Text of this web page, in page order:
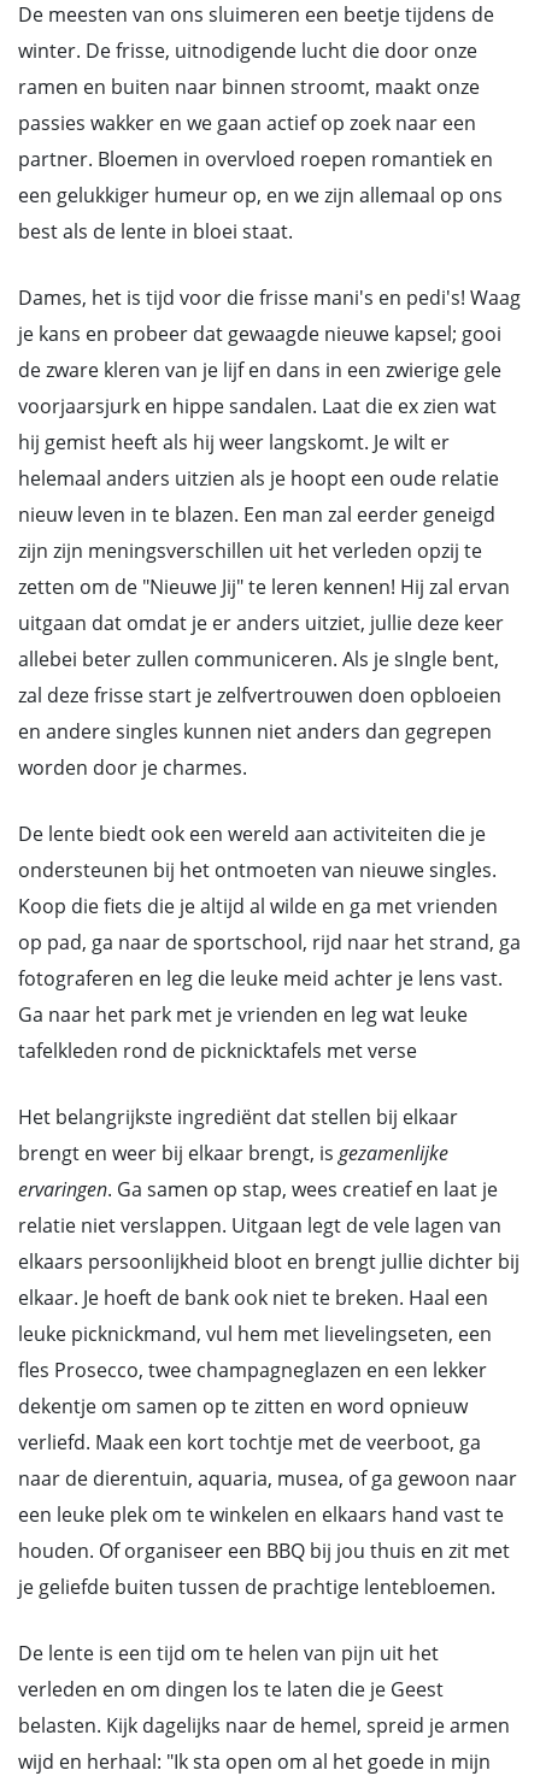
De meesten van ons sluimeren een beetje tijdens de
winter. De frisse, uitnodigende lucht die door onze
ramen en buiten naar binnen stroomt, maakt onze
passies wakker en we gaan actief op zoek naar een
partner. Bloemen in overvloed roepen romantiek en
een gelukkiger humeur op, en we zijn allemaal op ons
best als de lente in bloei staat.
Dames, het is tijd voor die frisse mani's en pedi's! Waag
je kans en probeer dat gewaagde nieuwe kapsel; gooi
de zware kleren van je lijf en dans in een zwierige gele
voorjaarsjurk en hippe sandalen. Laat die ex zien wat
hij gemist heeft als hij weer langskomt. Je wilt er
helemaal anders uitzien als je hoopt een oude relatie
nieuw leven in te blazen. Een man zal eerder geneigd
zijn zijn meningsverschillen uit het verleden opzij te
zetten om de "Nieuwe Jij" te leren kennen! Hij zal ervan
uitgaan dat omdat je er anders uitziet, jullie deze keer
allebei beter zullen communiceren. Als je sIngle bent,
zal deze frisse start je zelfvertrouwen doen opbloeien
en andere singles kunnen niet anders dan gegrepen
worden door je charmes.
De lente biedt ook een wereld aan activiteiten die je
ondersteunen bij het ontmoeten van nieuwe singles.
Koop die fiets die je altijd al wilde en ga met vrienden
op pad, ga naar de sportschool, rijd naar het strand, ga
fotograferen en leg die leuke meid achter je lens vast.
Ga naar het park met je vrienden en leg wat leuke
tafelkleden rond de picknicktafels met verse
Het belangrijkste ingrediënt dat stellen bij elkaar
brengt en weer bij elkaar brengt, is gezamenlijke
ervaringen. Ga samen op stap, wees creatief en laat je
relatie niet verslappen. Uitgaan legt de vele lagen van
elkaars persoonlijkheid bloot en brengt jullie dichter bij
elkaar. Je hoeft de bank ook niet te breken. Haal een
leuke picknickmand, vul hem met lievelingseten, een
fles Prosecco, twee champagneglazen en een lekker
dekentje om samen op te zitten en word opnieuw
verliefd. Maak een kort tochtje met de veerboot, ga
naar de dierentuin, aquaria, musea, of ga gewoon naar
een leuke plek om te winkelen en elkaars hand vast te
houden. Of organiseer een BBQ bij jou thuis en zit met
je geliefde buiten tussen de prachtige lentebloemen.
De lente is een tijd om te helen van pijn uit het
verleden en om dingen los te laten die je Geest
belasten. Kijk dagelijks naar de hemel, spreid je armen
wijd en herhaal: "Ik sta open om al het goede in mijn